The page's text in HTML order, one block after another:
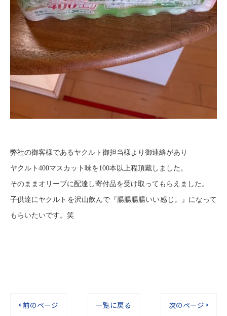
弊社の御客様であるヤクルト御担当様より御連絡があり
ヤクルト400マスカット味を100本以上程頂戴しました。
そのままオリーブに配達し寄付品を受け取ってもらえました。
子供達にヤクルトを沢山飲んで『腸腸腸腸いい感じ。』になって
もらいたいです。笑
< 前のページ 一覧に戻る 次のページ >